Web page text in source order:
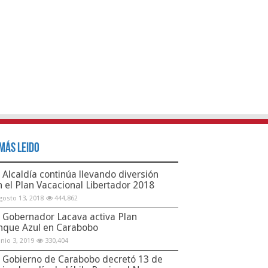
Leido
Alcaldía continúa llevando diversión
el Plan Vacacional Libertador 2018
13, 2018 444,862
Gobernador Lacava activa Plan
Azul en Carabobo
3, 2019 330,404
Gobierno de Carabobo decretó 13 de